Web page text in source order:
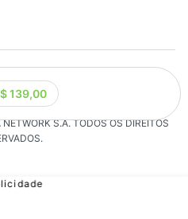
139,00
S.A. TODOS OS DIREITOS